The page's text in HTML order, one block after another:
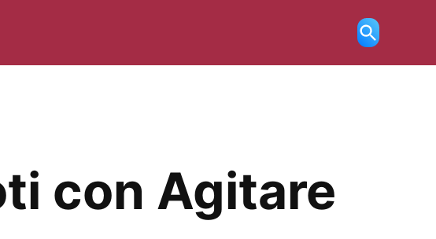
Ricerca
aperta
con Agitare